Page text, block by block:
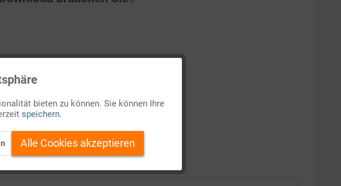
anmelden
setzen
Inaktiv
bieten zu können. Sie können Ihre
speichern.
Alle Cookies akzeptieren